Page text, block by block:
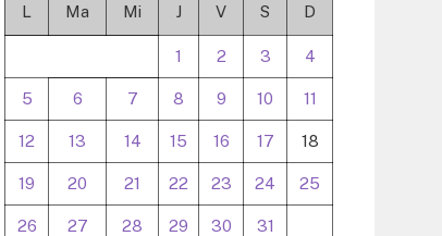
L Ma Mi J V S D
1 2 3 4
5 6 7 8 9 10 11
12 13 14 15 16 17 18
19 20 21 22 23 24 25
26 27 28 29 30 31